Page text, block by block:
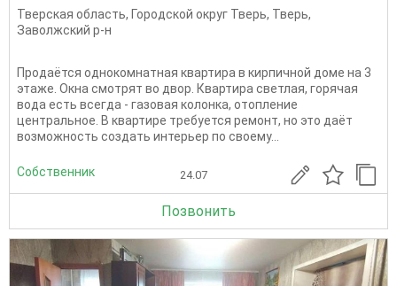
Тверская область, Городской округ Тверь, Тверь,
Заволжский р-н
Продаётся однокомнатная квартира в кирпичной доме на 3
этаже. Окна смотрят во двор. Квартира светлая, горячая
вода есть всегда - газовая колонка, отопление
центральное. В квартире требуется ремонт, но это даёт
возможность создать интерьер по своему...
Собственник 24.07
Позвонить